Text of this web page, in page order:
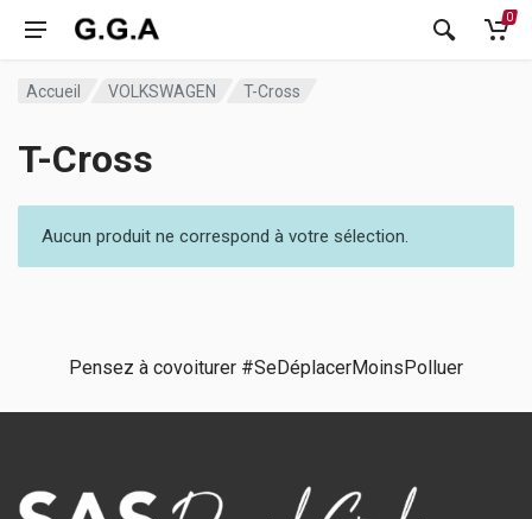
0
Accueil VOLKSWAGEN T-Cross
T-Cross
Aucun produit ne correspond à votre sélection.
Pensez à covoiturer #SeDéplacerMoinsPolluer